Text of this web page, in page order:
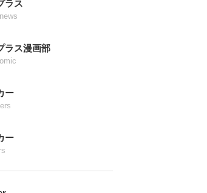
ラス
ラス漫画部
ー
ー